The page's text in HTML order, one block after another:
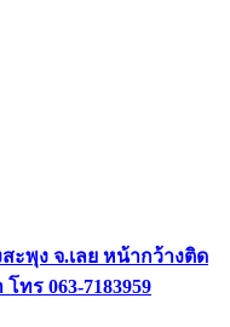
ะพุง จ.เลย หน้ากว้างติด
ร 063-7183959